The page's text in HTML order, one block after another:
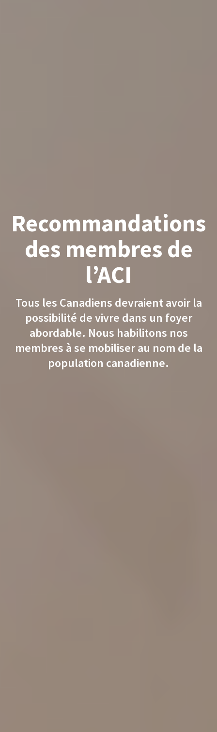
Recommandations
des membres de
l’ACI
Tous les Canadiens devraient avoir la
possibilité de vivre dans un foyer
abordable. Nous habilitons nos
membres à se mobiliser au nom de la
population canadienne.